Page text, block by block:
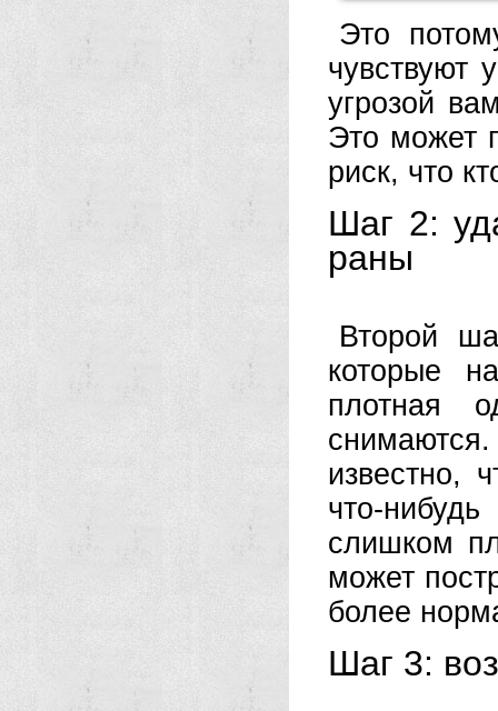
Это
чувствуют
угрозой
Это может
риск, что
Шаг 2:
раны
Второй
которые
плотная
известно,
что-
слишком
может
более
Шаг 3: